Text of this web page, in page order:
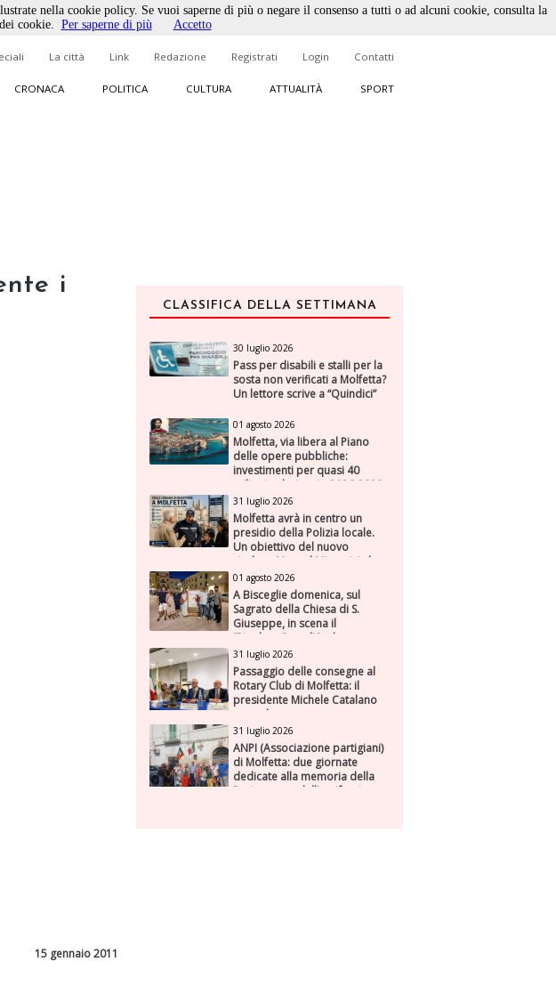
La città Link Redazione Registrati Login Contatti
CRONACA POLITICA CULTURA ATTUALITÀ SPORT
i
15 gennaio 2011
CLASSIFICA DELLA SETTIMANA
30 luglio 2026
Pass per disabili e stalli per la
sosta non verificati a Molfetta?
Un lettore scrive a “Quindici”
01 agosto 2026
Molfetta, via libera al Piano
delle opere pubbliche:
investimenti per quasi 40
milioni nel triennio 2026-2028
31 luglio 2026
Molfetta avrà in centro un
presidio della Polizia locale.
Un obiettivo del nuovo
sindaco Manuel Minervini che
diviene realtà, con la speranza
di maggiore efficienza e
presenza sul territorio
01 agosto 2026
A Bisceglie domenica, sul
Sagrato della Chiesa di S.
Giuseppe, in scena il
“Rigoletto” con l’Orchestra
Sinfonica Federiciana
31 luglio 2026
Passaggio delle consegne al
Rotary Club di Molfetta: il
presidente Michele Catalano
succede a se stesso
31 luglio 2026
ANPI (Associazione partigiani)
di Molfetta: due giornate
dedicate alla memoria della
Resistenza e dell'antifascismo
nella cookie policy. Se vuoi saperne di più o negare il consenso a tutti o ad alcuni cookie, consulta la
cookie. Per saperne di più Accetto